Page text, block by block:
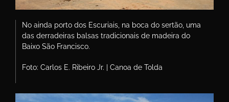
No ainda porto dos Escuriais, na boca do sertão, uma
das derradeiras balsas tradicionais de madeira do
Baixo São Francisco.
Foto: Carlos E. Ribeiro Jr. | Canoa de Tolda